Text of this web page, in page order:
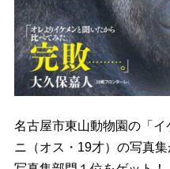
名古屋市東山動物園の「
ニ（オス・19才）の写真